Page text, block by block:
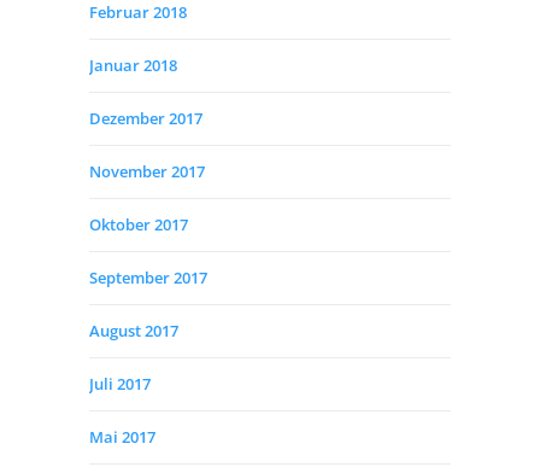
Februar 2018
Januar 2018
Dezember 2017
November 2017
Oktober 2017
September 2017
August 2017
Juli 2017
Mai 2017